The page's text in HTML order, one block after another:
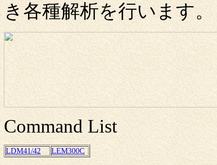
き各種解析を行います。
Command List
LDM41/42 LEM300C